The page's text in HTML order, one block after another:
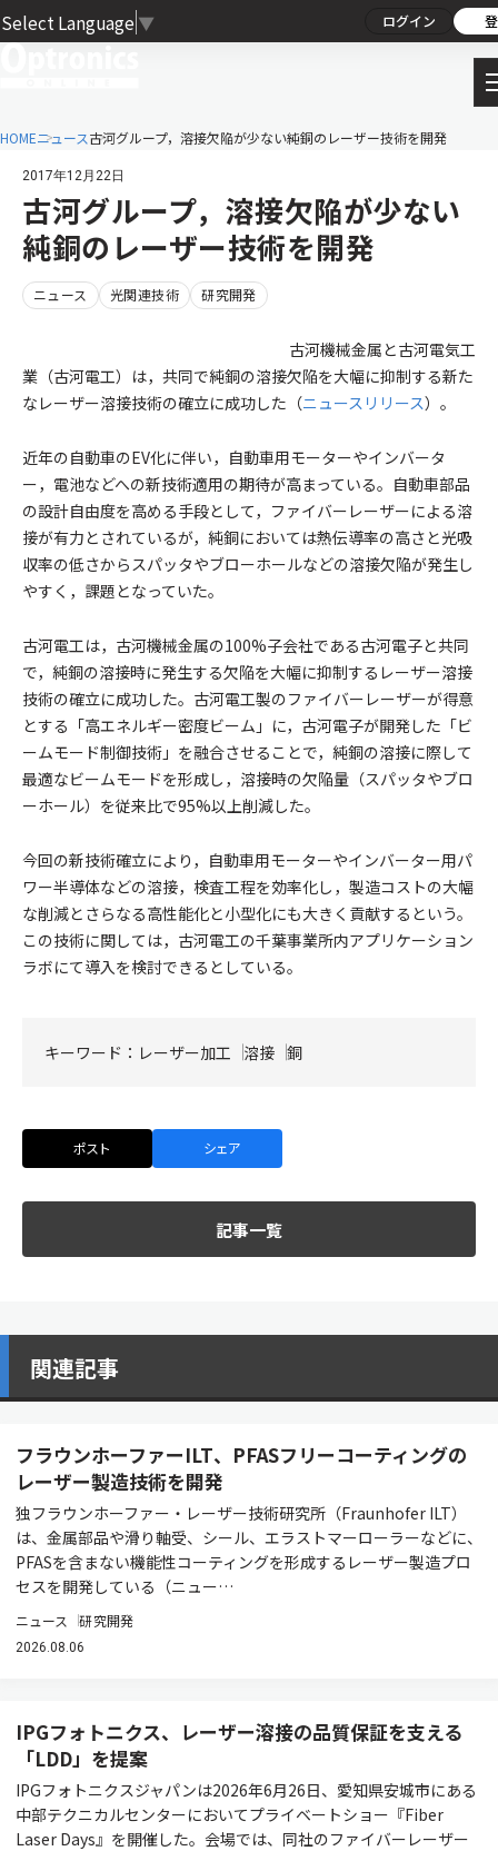
Select Language ▼ ログイン
HOMEニュース古河グループ，溶接欠陥が少ない純銅のレーザー技術を開発
2017年12月22日
古河グループ，溶接欠陥が少ない
純銅のレーザー技術を開発
ニュース 光関連技術 研究開発
古河機械金属と古河電気工
業（古河電工）は，共同で純銅の溶接欠陥を大幅に抑制する新た
なレーザー溶接技術の確立に成功した（ニュースリリース）。
近年の自動車のEV化に伴い，自動車用モーターやインバータ
ー，電池などへの新技術適用の期待が高まっている。自動車部品
の設計自由度を高める手段として，ファイバーレーザーによる溶
接が有力とされているが，純銅においては熱伝導率の高さと光吸
収率の低さからスパッタやブローホールなどの溶接欠陥が発生し
やすく，課題となっていた。
古河電工は，古河機械金属の100%子会社である古河電子と共同
で，純銅の溶接時に発生する欠陥を大幅に抑制するレーザー溶接
技術の確立に成功した。古河電工製のファイバーレーザーが得意
とする「高エネルギー密度ビーム」に，古河電子が開発した「ビ
ームモード制御技術」を融合させることで，純銅の溶接に際して
最適なビームモードを形成し，溶接時の欠陥量（スパッタやブロ
ーホール）を従来比で95%以上削減した。
今回の新技術確立により，自動車用モーターやインバーター用パ
ワー半導体などの溶接，検査工程を効率化し，製造コストの大幅
な削減とさらなる高性能化と小型化にも大きく貢献するという。
この技術に関しては，古河電工の千葉事業所内アプリケーション
ラボにて導入を検討できるとしている。
キーワード： レーザー加工 溶接 銅
ポスト シェア
記事一覧
関連記事
フラウンホーファーILT、PFASフリーコーティングの
レーザー製造技術を開発
独フラウンホーファー・レーザー技術研究所（Fraunhofer ILT）
は、金属部品や滑り軸受、シール、エラストマーローラーなどに、
PFASを含まない機能性コーティングを形成するレーザー製造プロ
セスを開発している（ニュー…
ニュース 研究開発
2026.08.06
IPGフォトニクス、レーザー溶接の品質保証を支える
「LDD」を提案
IPGフォトニクスジャパンは2026年6月26日、愛知県安城市にある
中部テクニカルセンターにおいてプライベートショー『Fiber
Laser Days』を開催した。会場では、同社のファイバーレーザー